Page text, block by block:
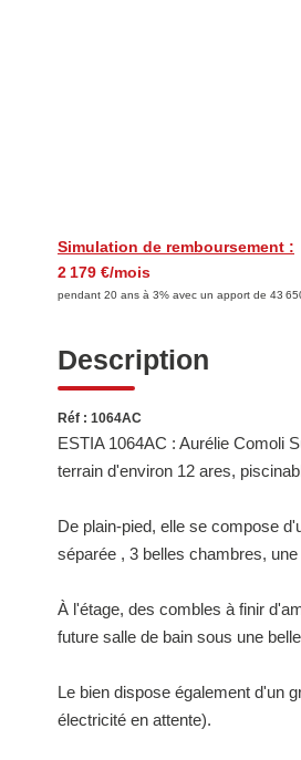
Simulation de remboursement :
2 179 €/mois
pendant 20 ans à 3% avec un apport de 43
Description
Réf : 1064AC
ESTIA 1064AC : Aurélie Comoli
terrain d'environ 12 ares,
De plain-pied, elle se compose
séparée , 3 belles chambres,
À l'étage, des combles à finir
future salle de bain sous une
Le bien dispose également d'un
électricité en attente).